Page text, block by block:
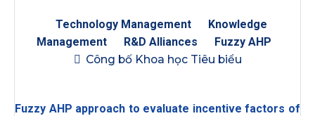
Technology Management
Knowledge
Management
R&D Alliances
Fuzzy AHP
Công bố Khoa học Tiêu biểu
Fuzzy AHP approach to evaluate incentive factors of